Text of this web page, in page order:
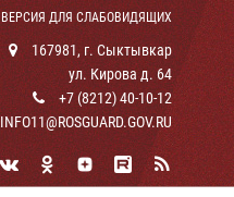
ВЕРСИЯ ДЛЯ СЛАБОВИДЯЩИХ
167981, г. Сыктывкар
ул. Кирова д. 64
+7 (8212) 40-10-12
INFO11@ROSGUARD.GOV.RU